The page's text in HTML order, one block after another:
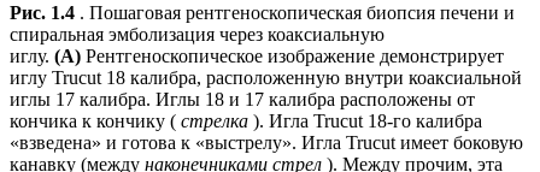
Рис. 1.4 . Пошаговая рентгеноскопическая биопсия печени и
спиральная эмболизация через коаксиальную
иглу. (A) Рентгеноскопическое изображение демонстрирует
иглу Trucut 18 калибра, расположенную внутри коаксиальной
иглы 17 калибра. Иглы 18 и 17 калибра расположены от
кончика к кончику ( стрелка ). Игла Trucut 18-го калибра
«взведена» и готова к «выстрелу». Игла Trucut имеет боковую
канавку (между наконечниками стрел ). Между прочим, эта